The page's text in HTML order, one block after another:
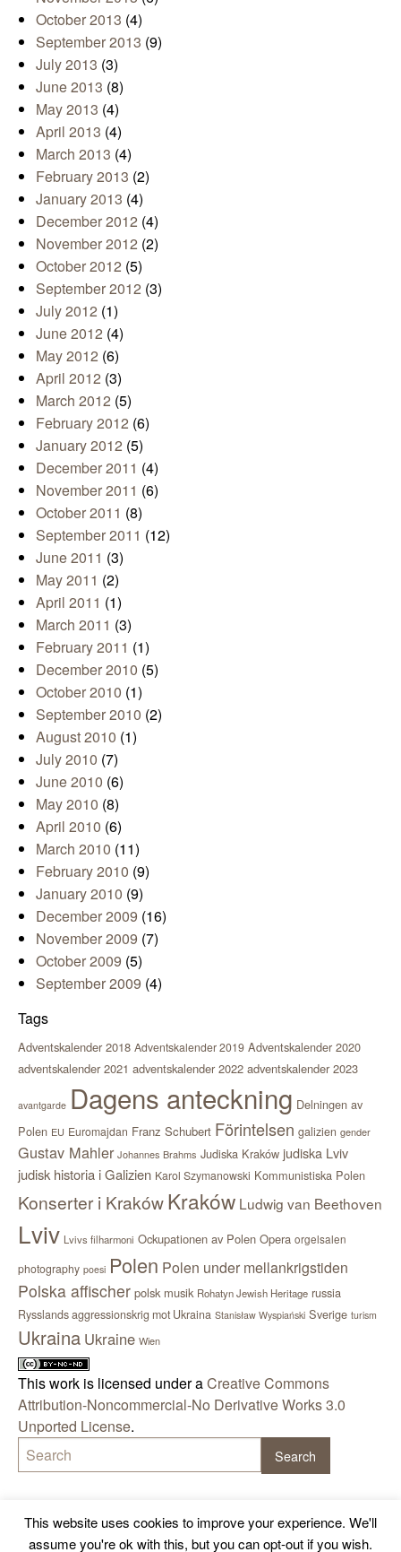
October 2013 (4)
September 2013 (9)
July 2013 (3)
June 2013 (8)
May 2013 (4)
April 2013 (4)
March 2013 (4)
February 2013 (2)
January 2013 (4)
December 2012 (4)
November 2012 (2)
October 2012 (5)
September 2012 (3)
July 2012 (1)
June 2012 (4)
May 2012 (6)
April 2012 (3)
March 2012 (5)
February 2012 (6)
January 2012 (5)
December 2011 (4)
November 2011 (6)
October 2011 (8)
September 2011 (12)
June 2011 (3)
May 2011 (2)
April 2011 (1)
March 2011 (3)
February 2011 (1)
December 2010 (5)
October 2010 (1)
September 2010 (2)
August 2010 (1)
July 2010 (7)
June 2010 (6)
May 2010 (8)
April 2010 (6)
March 2010 (11)
February 2010 (9)
January 2010 (9)
December 2009 (16)
November 2009 (7)
October 2009 (5)
September 2009 (4)
Tags
Adventskalender 2018 Adventskalender 2019 Adventskalender 2020
adventskalender 2021 adventskalender 2022 adventskalender 2023
avantgarde Dagens anteckning Delningen av
Polen EU Euromajdan Franz Schubert Förintelsen galizien gender
Gustav Mahler Johannes Brahms Judiska Kraków judiska Lviv
judisk historia i Galizien Karol Szymanowski Kommunistiska Polen
Konserter i KrakówKraków Ludwig van Beethoven
Lviv Lvivs filharmoni Ockupationen av Polen Opera orgelsalen
photography poesi Polen Polen under mellankrigstiden
Polska affischer polsk musik Rohatyn Jewish Heritage russia
Rysslands aggressionskrig mot Ukraina Stanisław Wyspiański Sverige turism
Ukraina Ukraine Wien
This work is licensed under aCreative Commons
Attribution-Noncommercial-No Derivative Works 3.0
Unported License.
This website uses cookies to improve your experience. We'll
assume you're ok with this, but you can opt-out if you wish.